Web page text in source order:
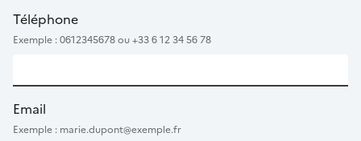
Téléphone
Exemple : 0612345678 ou +33 6 12 34 56 78
Email
Exemple : marie.dupont@exemple.fr